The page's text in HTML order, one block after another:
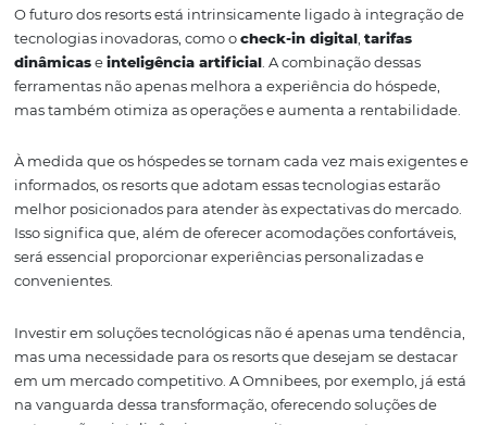
Uma das aplicações mais impactantes da IA é na
das ofertas. Ao analisar o histórico de reservas,
feedbacks dos hóspedes, os resorts podem criar pacotes
promoções que atendam às necessidades específicas
diferentes segmentos de clientes. Isso não só melhora a
experiência do hóspede, mas também aumenta as
conversão e fidelização.
Além disso, a IA pode ser utilizada para otimizar
internas. Por meio de algoritmos preditivos, os resorts
acordo. Isso garante que a operação funcione de
mesmo em períodos de alta ocupação.
Por fim, a IA também pode melhorar o atendimento ao